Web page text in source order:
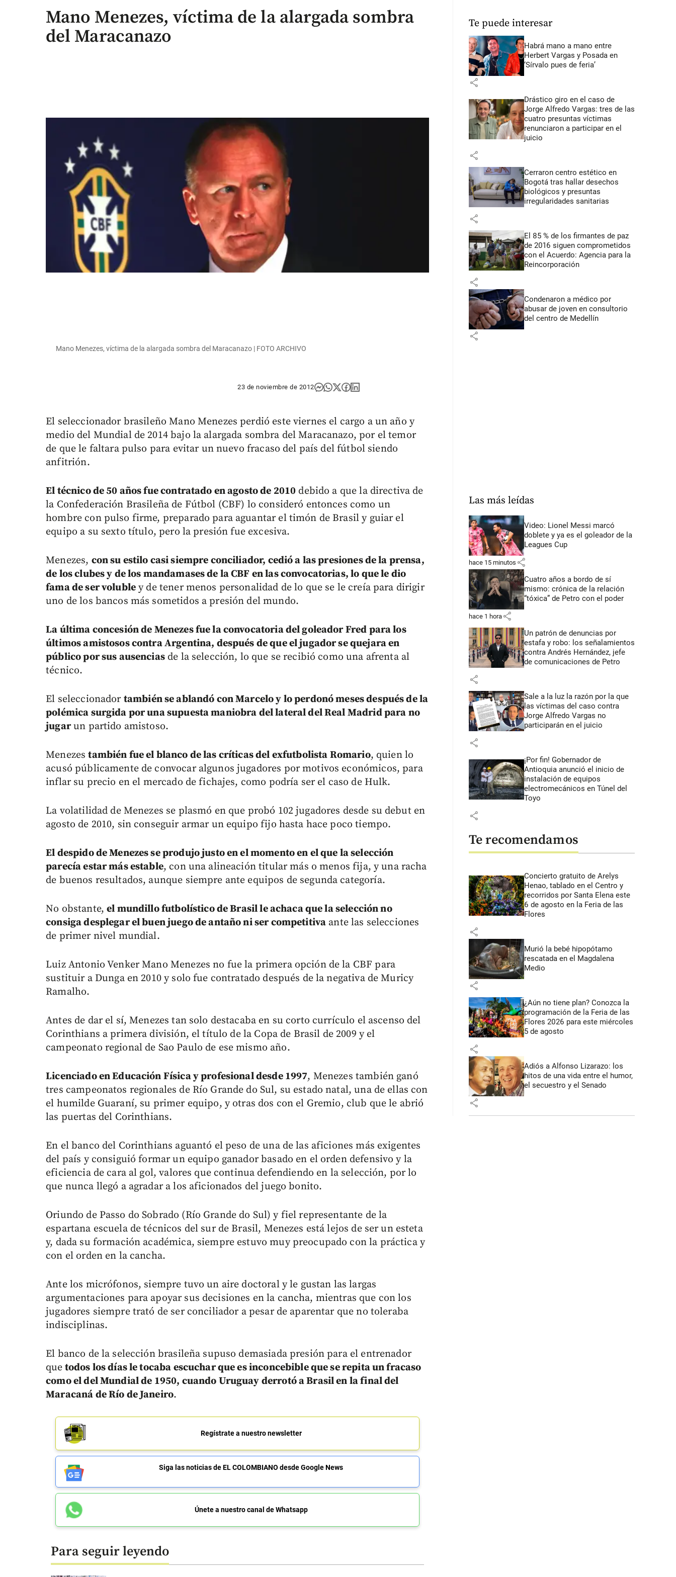
Mano Menezes, víctima de la alargada sombra
del Maracanazo
Mano Menezes, víctima de la alargada sombra del Maracanazo | FOTO ARCHIVO
23 de noviembre de 2012
El seleccionador brasileño Mano Menezes perdió este viernes el cargo a un año y
medio del Mundial de 2014 bajo la alargada sombra del Maracanazo, por el temor
de que le faltara pulso para evitar un nuevo fracaso del país del fútbol siendo
anfitrión.
El técnico de 50 años fue contratado en agosto de 2010 debido a que la directiva de
la Confederación Brasileña de Fútbol (CBF) lo consideró entonces como un
hombre con pulso firme, preparado para aguantar el timón de Brasil y guiar el
equipo a su sexto título, pero la presión fue excesiva.
Menezes, con su estilo casi siempre conciliador, cedió a las presiones de la prensa,
de los clubes y de los mandamases de la CBF en las convocatorias, lo que le dio
fama de ser voluble y de tener menos personalidad de lo que se le creía para dirigir
uno de los bancos más sometidos a presión del mundo.
La última concesión de Menezes fue la convocatoria del goleador Fred para los
últimos amistosos contra Argentina, después de que el jugador se quejara en
público por sus ausenciasde la selección, lo que se recibió como una afrenta al
técnico.
El seleccionador también se ablandó con Marcelo y lo perdonó meses después de la
polémica surgida por una supuesta maniobra del lateral del Real Madrid para no
jugarun partido amistoso.
Menezestambién fue el blanco de las críticas del exfutbolista Romario, quien lo
acusó públicamente de convocar algunos jugadores por motivos económicos, para
inflar su precio en el mercado de fichajes, como podría ser el caso de Hulk.
La volatilidad de Menezes se plasmó en que probó 102 jugadores desde su debut en
agosto de 2010, sin conseguir armar un equipo fijo hasta hace poco tiempo.
El despido de Menezes se produjo justo en el momento en el que la selección
parecía estar más estable, con una alineación titular más o menos fija, y una racha
de buenos resultados, aunque siempre ante equipos de segunda categoría.
No obstante,el mundillo futbolístico de Brasil le achaca que la selección no
consiga desplegar el buen juego de antaño ni ser competitiva ante las selecciones
de primer nivel mundial.
Luiz Antonio Venker Mano Menezes no fue la primera opción de la CBF para
sustituir a Dunga en 2010 y solo fue contratado después de la negativa de Muricy
Ramalho.
Antes de dar el sí, Menezes tan solo destacaba en su corto currículo el ascenso del
Corinthians a primera división, el título de la Copa de Brasil de 2009 y el
campeonato regional de Sao Paulo de ese mismo año.
Licenciado en Educación Física y profesional desde 1997, Menezes también ganó
tres campeonatos regionales de Río Grande do Sul, su estado natal, una de ellas con
el humilde Guaraní, su primer equipo, y otras dos con el Gremio, club que le abrió
las puertas del Corinthians.
En el banco del Corinthians aguantó el peso de una de las aficiones más exigentes
del país y consiguió formar un equipo ganador basado en el orden defensivo y la
eficiencia de cara al gol, valores que continua defendiendo en la selección, por lo
que nunca llegó a agradar a los aficionados del juego bonito.
Oriundo de Passo do Sobrado (Río Grande do Sul) y fiel representante de la
espartana escuela de técnicos del sur de Brasil, Menezes está lejos de ser un esteta
y, dada su formación académica, siempre estuvo muy preocupado con la práctica y
con el orden en la cancha.
Ante los micrófonos, siempre tuvo un aire doctoral y le gustan las largas
argumentaciones para apoyar sus decisiones en la cancha, mientras que con los
jugadores siempre trató de ser conciliador a pesar de aparentar que no toleraba
indisciplinas.
El banco de la selección brasileña supuso demasiada presión para el entrenador
que todos los días le tocaba escuchar que es inconcebible que se repita un fracaso
como el del Mundial de 1950, cuando Uruguay derrotó a Brasil en la final del
Maracaná de Río de Janeiro.
Regístrate a nuestro newsletter
Siga las noticias de EL COLOMBIANO desde Google News
Únete a nuestro canal de Whatsapp
Para seguir leyendo
Te puede interesar
Habrá mano a mano entre
Herbert Vargas y Posada en
‘Sírvalo pues de feria’
share
Drástico giro en el caso de
Jorge Alfredo Vargas: tres de las
cuatro presuntas víctimas
renunciaron a participar en el
juicio
share
Cerraron centro estético en
Bogotá tras hallar desechos
biológicos y presuntas
irregularidades sanitarias
share
El 85 % de los firmantes de paz
de 2016 siguen comprometidos
con el Acuerdo: Agencia para la
Reincorporación
share
Condenaron a médico por
abusar de joven en consultorio
del centro de Medellín
share
Las más leídas
Video: Lionel Messi marcó
doblete y ya es el goleador de la
Leagues Cup
hace 15 minutos share
Cuatro años a bordo de sí
mismo: crónica de la relación
“tóxica” de Petro con el poder
hace 1 hora share
Un patrón de denuncias por
estafa y robo: los señalamientos
contra Andrés Hernández, jefe
de comunicaciones de Petro
share
Sale a la luz la razón por la que
las víctimas del caso contra
Jorge Alfredo Vargas no
participarán en el juicio
share
¡Por fin! Gobernador de
Antioquia anunció el inicio de
instalación de equipos
electromecánicos en Túnel del
Toyo
share
Te recomendamos
Concierto gratuito de Arelys
Henao, tablado en el Centro y
recorridos por Santa Elena este
6 de agosto en la Feria de las
Flores
share
Murió la bebé hipopótamo
rescatada en el Magdalena
Medio
share
¿Aún no tiene plan? Conozca la
programación de la Feria de las
Flores 2026 para este miércoles
5 de agosto
share
Adiós a Alfonso Lizarazo: los
hitos de una vida entre el humor,
el secuestro y el Senado
share